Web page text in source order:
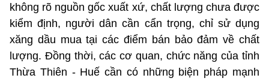
không rõ nguồn gốc xuất xứ, chất lượng chưa được
kiểm định, người dân cần cẩn trọng, chỉ sử dụng
xăng dầu mua tại các điểm bán bảo đảm về chất
lượng. Đồng thời, các cơ quan, chức năng của tỉnh
Thừa Thiên - Huế cần có những biện pháp mạnh